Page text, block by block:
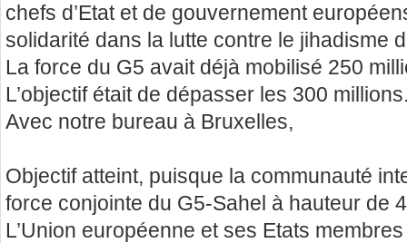
chefs d’Etat et de gouvernement
solidarité dans la lutte contre le jihadisme
La force du G5 avait déjà mobilisé 250
L’objectif était de dépasser les 300
Avec notre bureau à Bruxelles,
Objectif atteint, puisque la communauté
force conjointe du G5-Sahel à hauteur de
L’Union européenne et ses Etats